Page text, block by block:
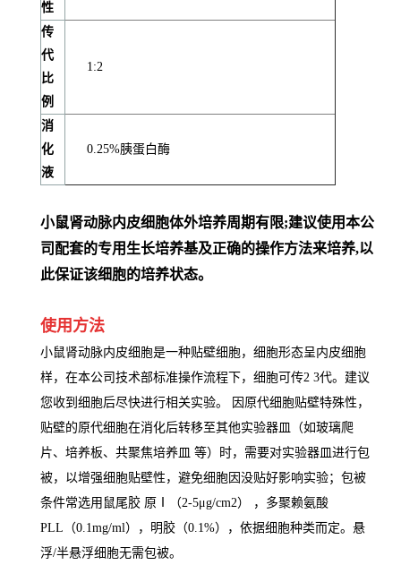
性
传
代
比
例
1:2
消
化
液
0.25%胰蛋白酶
小鼠肾动脉内皮细胞体外培养周期有限;建议使用本公
司配套的专用生长培养基及正确的操作方法来培养,以
此保证该细胞的培养状态。
使用方法
小鼠肾动脉内皮细胞是一种贴壁细胞，细胞形态呈内皮细胞
样，在本公司技术部标准操作流程下，细胞可传2 3代。建议
您收到细胞后尽快进行相关实验。 因原代细胞贴壁特殊性，
贴壁的原代细胞在消化后转移至其他实验器皿（如玻璃爬
片、培养板、共聚焦培养皿 等）时，需要对实验器皿进行包
被，以增强细胞贴壁性，避免细胞因没贴好影响实验；包被
条件常选用鼠尾胶 原Ⅰ（2-5μg/cm2） ，多聚赖氨酸
PLL（0.1mg/ml），明胶（0.1%），依据细胞种类而定。悬
浮/半悬浮细 胞无需包被。